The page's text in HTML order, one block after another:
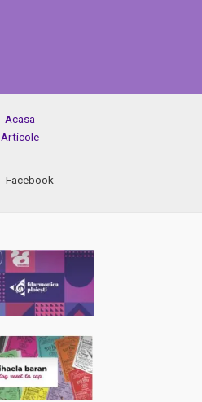
Acasa
Articole
Facebook